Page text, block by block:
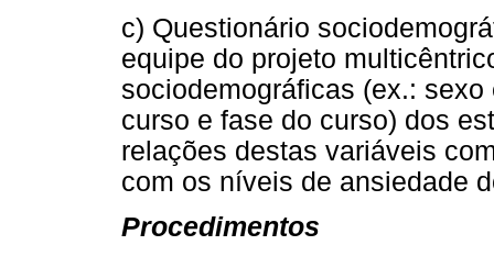
c) Questionário
equipe do projeto
sociodemográficas (ex.:
curso e fase do curso) dos
relações destas variáveis
com os níveis de ansiedade
Procedimentos